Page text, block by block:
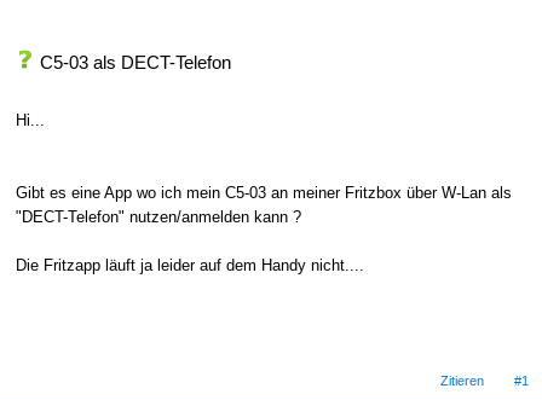
C5-03 als DECT-Telefon
Hi...
Gibt es eine App wo ich mein C5-03 an meiner Fritzbox über W-Lan als
"DECT-Telefon" nutzen/anmelden kann ?
Die Fritzapp läuft ja leider auf dem Handy nicht....
Zitieren #1